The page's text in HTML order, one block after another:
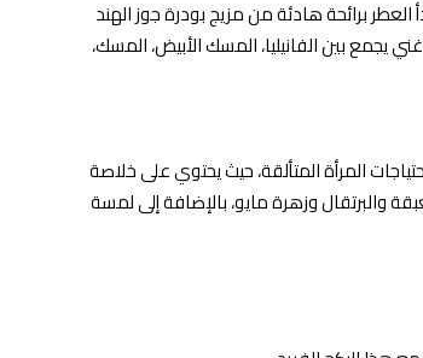
العطر برائحة هادئة من مزيج بودرة جوز الهند
يجمع بين الفانيليا، المسك الأبيض، المسك،
مبيعًا وتقييمًا، حيث تم شراؤه أكثر من 33,000 مرة. يُصنع هذا العطر لتلبية احتياجات المرأة المتألقة، حيث يحتوي على خلاصة
والبرتقال وزهرة مايو، بالإضافة إلى لمسة